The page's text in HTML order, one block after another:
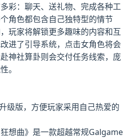
彩​​：聊天、送礼物、完成各种工
角色都包含自己独特型的情节
玩家将解锁更多趣味的内容和互
进了引导系统，点击女角色将会
神社算卦则会交付任务线索，庞
。
级版，方便玩家采用自己热爱的
想曲》是一款​​超越常规Galgame